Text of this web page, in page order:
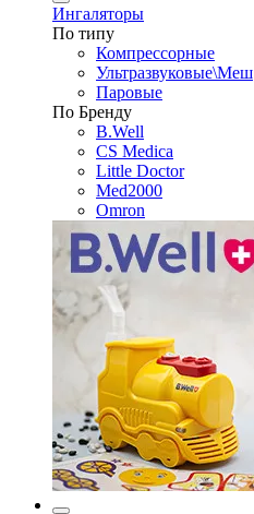
Ингаляторы
По типу
Компрессорные
Ультразвуковые\Меш
Паровые
По Бренду
B.Well
CS Medica
Little Doctor
Med2000
Omron